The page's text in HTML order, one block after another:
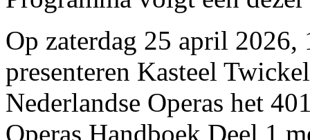
Op zaterdag 25 april 2026,
presenteren Kasteel
Nederlandse Operas het
Operas Handboek Deel 1